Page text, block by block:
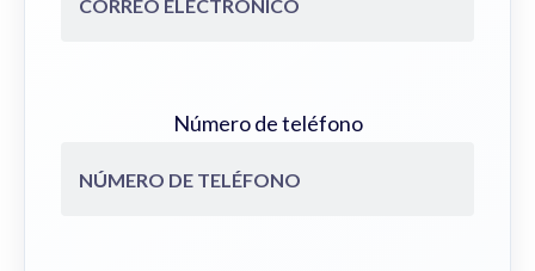
Número de teléfono